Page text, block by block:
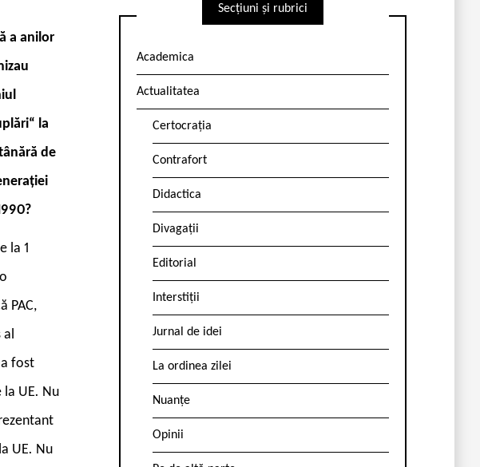
a anilor
la
de
la 1
PAC,
al
fost
UE. Nu
UE. Nu
Secțiuni și rubrici
Academica
Actualitatea
Certocrația
Contrafort
Didactica
Divagații
Editorial
Interstiții
Jurnal de idei
La ordinea zilei
Nuanțe
Opinii